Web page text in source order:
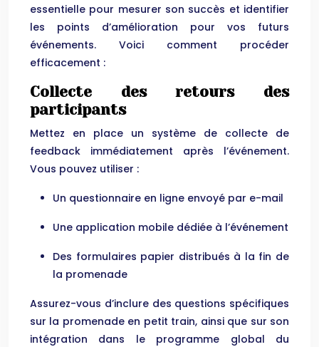
essentielle pour mesurer son succès et identifier
les points d’amélioration pour vos futurs
événements. Voici comment procéder
efficacement :
Collecte des retours des
participants
Mettez en place un système de collecte de
feedback immédiatement après l’événement.
Vous pouvez utiliser :
Un questionnaire en ligne envoyé par e-mail
Une application mobile dédiée à l’événement
Des formulaires papier distribués à la fin de
la promenade
Assurez-vous d’inclure des questions spécifiques
sur la promenade en petit train, ainsi que sur son
intégration dans le programme global du